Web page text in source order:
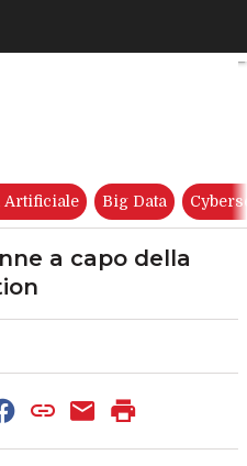
poche le donne a
Artificiale Big Data
a capo della